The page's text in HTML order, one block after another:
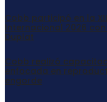
Cobb participó en la XII
Internacional 2026
Duplat
Cobb realizó
enfocada en
engorde